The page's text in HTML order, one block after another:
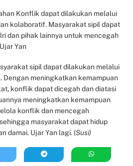
Konflik dapat dilakukan melalui
kolaboratif. Masyarakat sipil dapat
dan pihak lainnya untuk mencegah
Yan
sipil dapat dilakukan melalui
Dengan meningkatkan kemampuan
konflik dapat dicegah dan diatasi
meningkatkan kemampuan
konflik dan mencegah
masyarakat dapat hidup
damai. Ujar Yan lagi. (Susi)